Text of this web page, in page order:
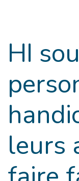
HI
leurs